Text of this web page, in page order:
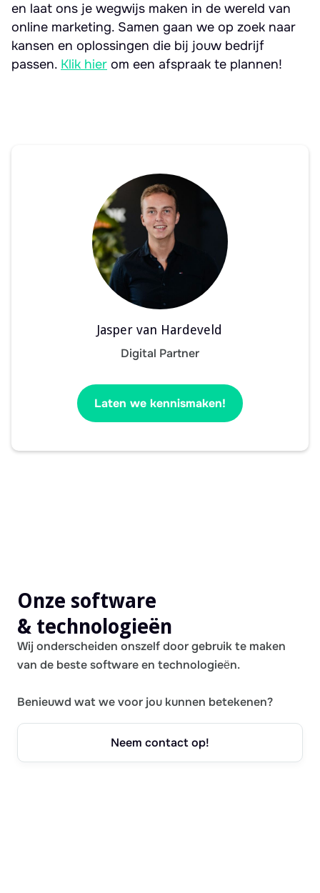
en laat ons je wegwijs maken in de wereld van
online marketing. Samen gaan we op zoek naar
kansen en oplossingen die bij jouw bedrijf
passen. Klik hier om een afspraak te plannen!
Jasper van Hardeveld
Digital Partner
Laten we kennismaken!
Onze software
& technologieën
Wij onderscheiden onszelf door gebruik te maken
van de beste software en technologieën.
Benieuwd wat we voor jou kunnen betekenen?
Neem contact op!